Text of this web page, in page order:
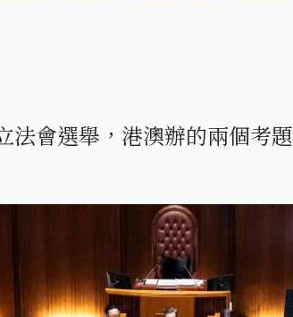
法會選舉，港澳辦的兩個考題